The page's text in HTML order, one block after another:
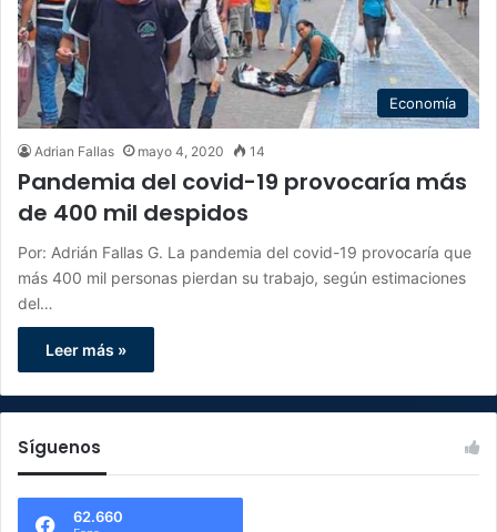
Economía
Adrian Fallas mayo 4, 2020 14
Pandemia del covid-19 provocaría más
de 400 mil despidos
Por: Adrián Fallas G. La pandemia del covid-19 provocaría que
más 400 mil personas pierdan su trabajo, según estimaciones
del…
Leer más »
Síguenos
62.660